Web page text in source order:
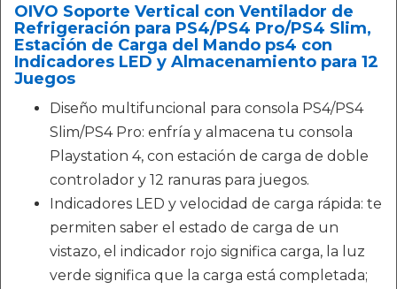
OIVO Soporte Vertical con Ventilador de
Refrigeración para PS4/PS4 Pro/PS4 Slim,
Estación de Carga del Mando ps4 con
Indicadores LED y Almacenamiento para 12
Juegos
Diseño multifuncional para consola PS4/PS4
Slim/PS4 Pro: enfría y almacena tu consola
Playstation 4, con estación de carga de doble
controlador y 12 ranuras para juegos.
Indicadores LED y velocidad de carga rápida: te
permiten saber el estado de carga de un
vistazo, el indicador rojo significa carga, la luz
verde significa que la carga está completada;